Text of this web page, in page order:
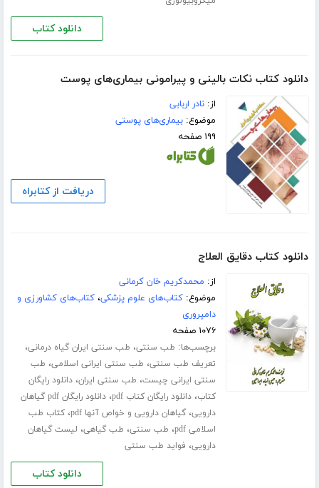
دانلود کتاب
دانلود کتاب نکات بالینی و پیرامونی بیماری‌های پوست
از:نادر اربابی
موضوع:بیماری‌های پوستی
۱۹۹ صفحه
دریافت از کتابراه
دانلود کتاب دقایق العلاج
از: محمدکریم خان کرمانی
موضوع:کتاب‌های علوم پزشکی،کتاب‌های کشاورزی و
دامپروری
۱۰۷۶ صفحه
برچسب‌ها: طب سنتی، طب سنتی ایران گیاه درمانی،
تعریف طب سنتی، طب سنتی ایرانی اسلامی، طب
سنتی ایرانی چیست، طب سنتی ایران،دانلود رایگان
کتاب،دانلود رایگان کتاب pdf ،
دانلود رایگان pdf گیاهان
دارویی،گیاهان دارویی و خواص آنها pdf ،کتاب طب
اسلامی pdf
، طب سنتی، طب گیاهی، لیست گیاهان
دارویی، فواید طب سنتی
دانلود کتاب